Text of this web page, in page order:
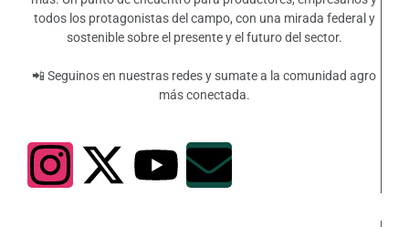
todos los protagonistas del campo, con una mirada federal y
sostenible sobre el presente y el futuro del sector.
📲 Seguinos en nuestras redes y sumate a la comunidad agro
más conectada.